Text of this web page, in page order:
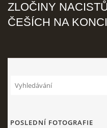
ZLOČINY
ČEŠÍCH NA
POSLEDNÍ FOTOGRAFIE